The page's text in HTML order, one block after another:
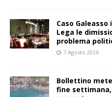
Caso Galeasso
Lega le
problema
7 Agosto 2026
Bollettino
fine